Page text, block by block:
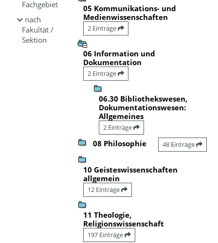
Fachgebiet
nach
Fakultät /
Sektion
05 Kommunikations- und
Medienwissenschaften
2 Einträge
06 Information und
Dokumentation
2 Einträge
06.30 Bibliothekswesen,
Dokumentationswesen:
Allgemeines
2 Einträge
08 Philosophie 48 Einträge
10 Geisteswissenschaften
allgemein
12 Einträge
11 Theologie,
Religionswissenschaft
197 Einträge